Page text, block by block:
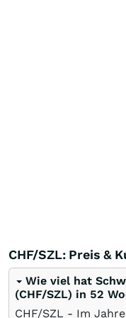
CHF/SZL: Preis &
Wie viel hat
(CHF/SZL) in 52
CHF/SZL - Im